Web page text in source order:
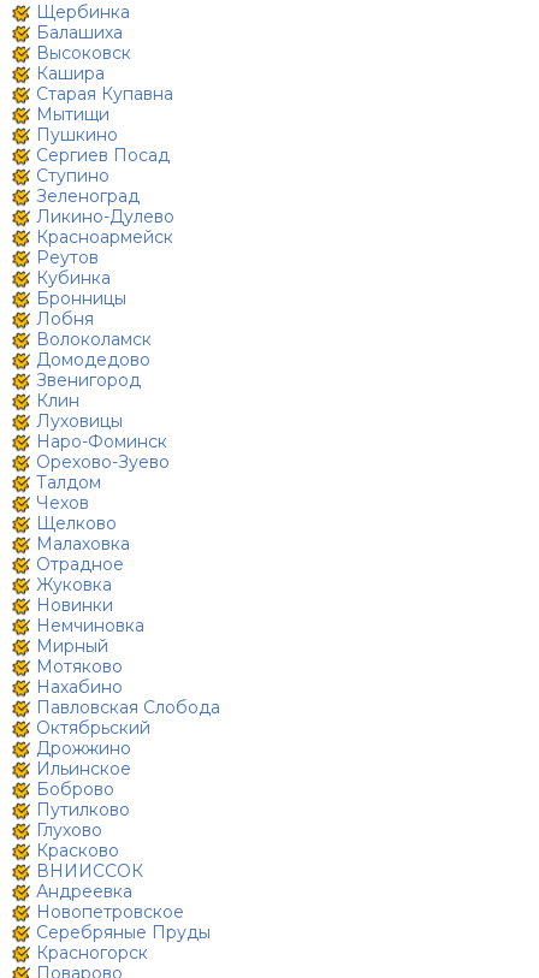
Щербинка
Балашиха
Высоковск
Кашира
Старая Купавна
Мытищи
Пушкино
Сергиев Посад
Ступино
Зеленоград
Ликино-Дулево
Красноармейск
Реутов
Кубинка
Бронницы
Лобня
Волоколамск
Домодедово
Звенигород
Клин
Луховицы
Наро-Фоминск
Орехово-Зуево
Талдом
Чехов
Щелково
Малаховка
Отрадное
Жуковка
Новинки
Немчиновка
Мирный
Мотяково
Нахабино
Павловская Слобода
Октябрьский
Дрожжино
Ильинское
Боброво
Путилково
Глухово
Красково
ВНИИССОК
Андреевка
Новопетровское
Серебряные Пруды
Красногорск
Поварово